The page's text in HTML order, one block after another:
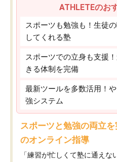
ATHLETEのお
スポーツも勉強も！生徒
してくれる塾
スポーツでの立身も支援
きる体制を完備
最新ツールを多数活用！
強システム
スポーツと勉強の両立
のオンライン指導
「練習が忙しくて塾に通え